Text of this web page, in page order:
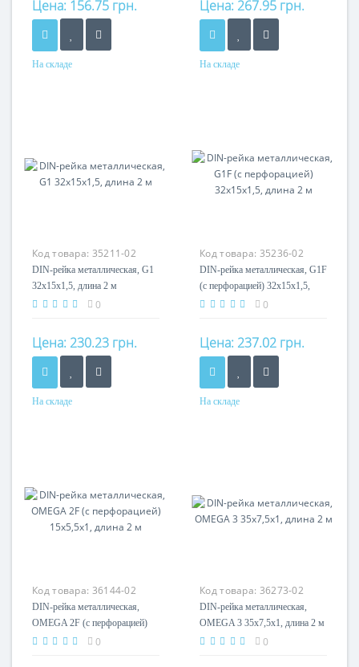
Цена: 156.75 грн.
На складе
Цена: 267.95 грн.
На складе
Код товара: 35211-02
DIN-рейка металлическая, G1
32x15x1,5, длина 2 м
0
Цена: 230.23 грн.
На складе
Код товара: 35236-02
DIN-рейка металлическая, G1F
(с перфорацией) 32x15x1,5,
длина 2 м
0
Цена: 237.02 грн.
На складе
Код товара: 36144-02
DIN-рейка металлическая,
OMEGA 2F (с перфорацией)
15x5,5x1, длина 2 м
0
Код товара: 36273-02
DIN-рейка металлическая,
OMEGA 3 35x7,5x1, длина 2 м
0